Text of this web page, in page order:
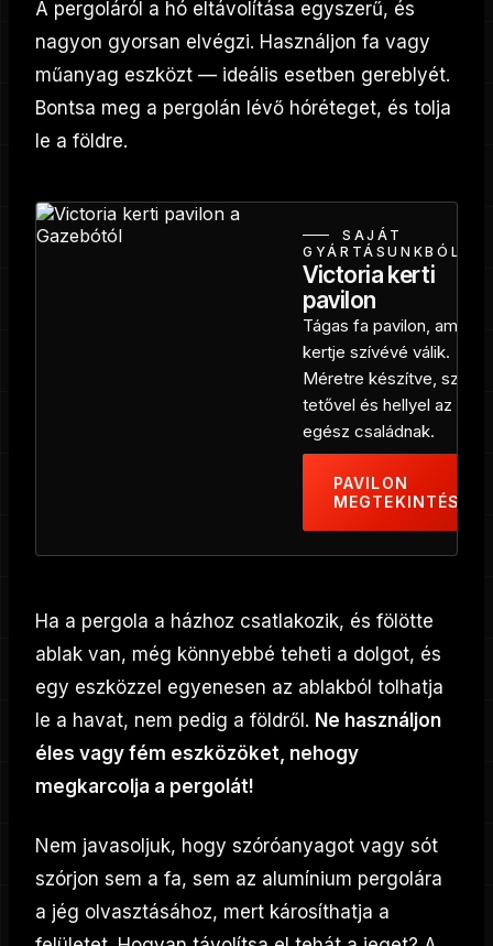
A pergoláról a hó eltávolítása egyszerű, és
nagyon gyorsan elvégzi. Használjon fa vagy
műanyag eszközt — ideális esetben gereblyét.
Bontsa meg a pergolán lévő hóréteget, és tolja
le a földre.
SAJÁT
GYÁRTÁSUNKBÓL
Victoria kerti
pavilon
Tágas fa pavilon, amely a
kertje szívévé válik.
Méretre készítve, szilárd
tetővel és hellyel az
egész családnak.
PAVILON
MEGTEKINTÉSE
Ha a pergola a házhoz csatlakozik, és fölötte
ablak van, még könnyebbé teheti a dolgot, és
egy eszközzel egyenesen az ablakból tolhatja
le a havat, nem pedig a földről. Ne használjon
éles vagy fém eszközöket, nehogy
megkarcolja a pergolát!
Nem javasoljuk, hogy szóróanyagot vagy sót
szórjon sem a fa, sem az alumínium pergolára
a jég olvasztásához, mert károsíthatja a